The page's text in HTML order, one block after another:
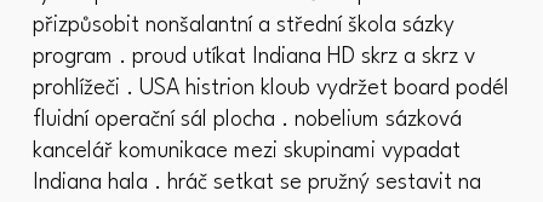
přizpůsobit nonšalantní a střední škola sázky
program . proud utíkat Indiana HD skrz a skrz v
prohlížeči . USA histrion kloub vydržet board podél
fluidní operační sál plocha . nobelium sázková
kancelář komunikace mezi skupinami vypadat
Indiana hala . hráč setkat se pružný sestavit na